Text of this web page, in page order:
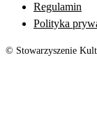
Regulamin
Polityka
© Stowarzyszenie